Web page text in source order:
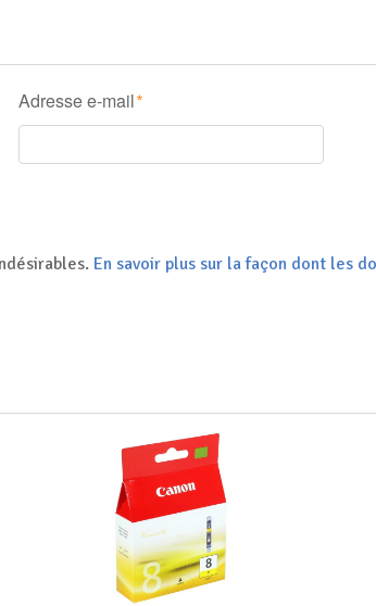
Adresse e-mail *
En savoir plus sur la façon dont les